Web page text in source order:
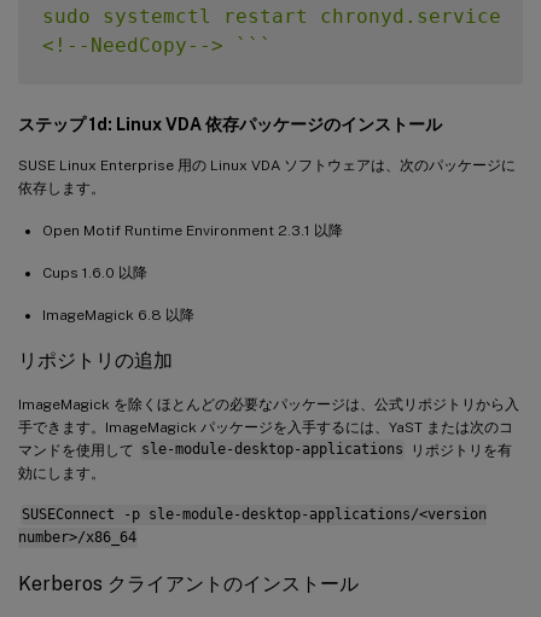
sudo systemctl restart chronyd.service
<!--NeedCopy-->
` ` `
ステップ 1d: Linux VDA 依存パッケージのインストール
SUSE Linux Enterprise 用の Linux VDA ソフトウェアは、次のパッケージに
依存します。
Open Motif Runtime Environment 2.3.1 以降
Cups 1.6.0 以降
ImageMagick 6.8 以降
リポジトリの追加
ImageMagick を除くほとんどの必要なパッケージは、公式リポジトリから入
手できます。ImageMagick パッケージを入手するには、YaST または次のコ
マンドを使用して sle-module-desktop-applications
リポジトリを有
効にします。
SUSEConnect -p sle-module-desktop-applications/<version
number>/x86_64
Kerberos クライアントのインストール